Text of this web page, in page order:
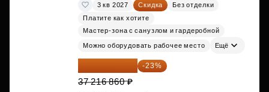
3 кв 2027 Скидка
Без отделки
Платите как хотите
Мастер-зона с санузлом и гардеробной
Можно оборудовать рабочее место Ещё
28 656 982 ₽ -23%
37 216 860 ₽